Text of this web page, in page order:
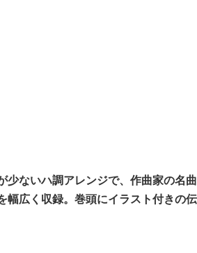
少ないハ調アレンジで、作曲家の名
幅広く収録。巻頭にイラスト付きの